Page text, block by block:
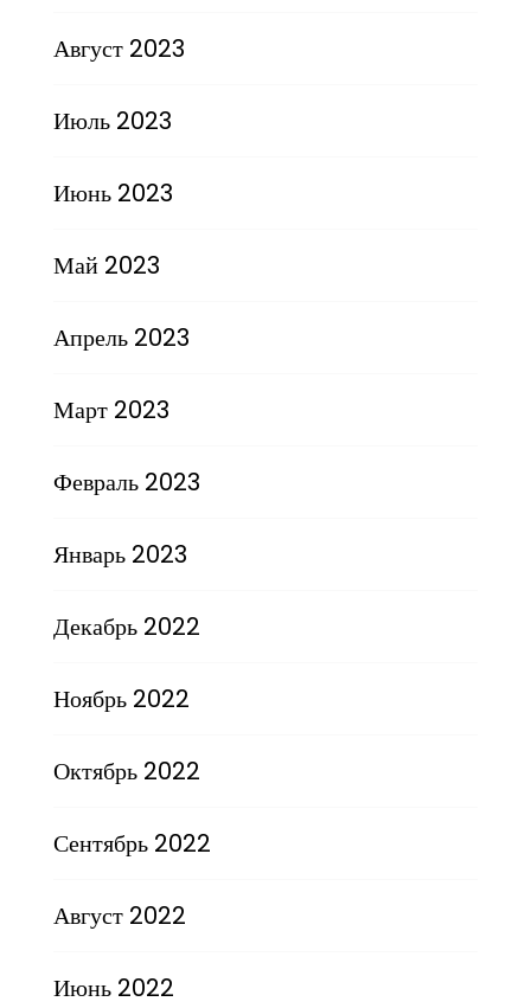
Август 2023
Июль 2023
Июнь 2023
Май 2023
Апрель 2023
Март 2023
Февраль 2023
Январь 2023
Декабрь 2022
Ноябрь 2022
Октябрь 2022
Сентябрь 2022
Август 2022
Июнь 2022